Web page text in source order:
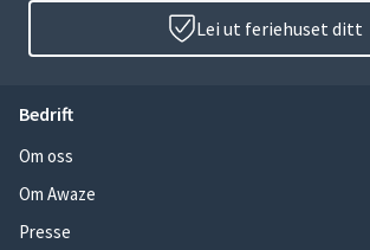
Lei ut feriehuset ditt
Bedrift
Om oss
Om Awaze
Presse